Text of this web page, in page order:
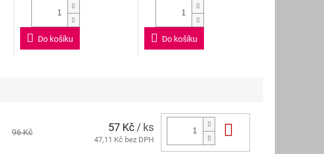
hvězdiček.
Do košíku
hvězdiček.
Do košíku
96 Kč 57 Kč / ks
47,11 Kč bez DPH